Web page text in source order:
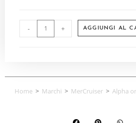
- + AGGIUNGI AL
Home > Marchi > MerCruiser > Alpha